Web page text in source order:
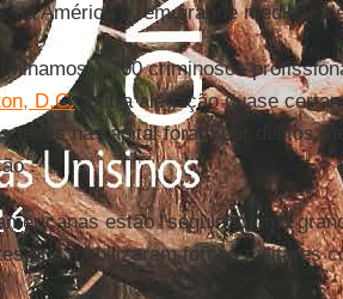
da América e, em grande medida,
1.700 criminosos
D.C., outra alegação quase
feitas na capital foram por delitos
.
estão "seguindo uma
que mobilizaram forças militares